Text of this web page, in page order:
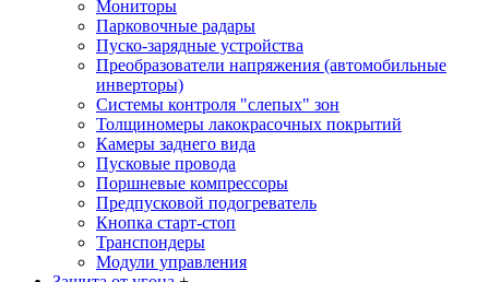
Мониторы
Парковочные радары
Пуско-зарядные устройства
Преобразователи напряжения (автомобильные
инверторы)
Системы контроля "слепых" зон
Толщиномеры лакокрасочных покрытий
Камеры заднего вида
Пусковые провода
Поршневые компрессоры
Предпусковой подогреватель
Кнопка старт-стоп
Транспондеры
Модули управления